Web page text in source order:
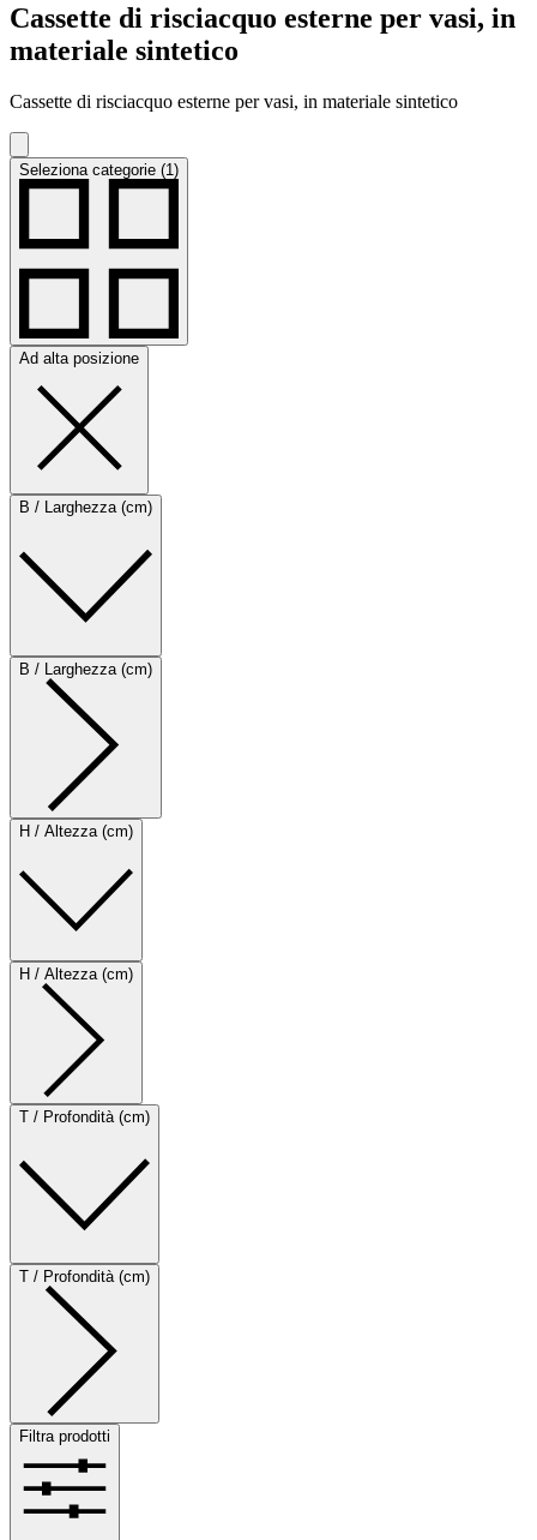
Cassette di risciacquo esterne per vasi, in
materiale sintetico
Cassette di risciacquo esterne per vasi, in materiale sintetico
Seleziona categorie (1)
Ad alta posizione
B / Larghezza (cm)
B / Larghezza (cm)
H / Altezza (cm)
H / Altezza (cm)
T / Profondità (cm)
T / Profondità (cm)
Filtra prodotti